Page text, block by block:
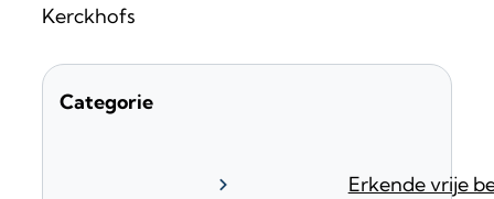
Kerckhofs
Categorie
Erkende vrije